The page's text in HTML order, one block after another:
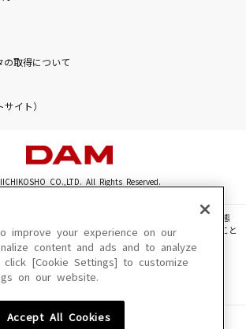
の取得について
イト）
CO.,LTD. All Rights Reserved.
る一切の文章・画像・写真・動画・音声等を、手段や形態
る範囲を超えて無断で複製、転載、ファイル化などすること
種によりご利用いただけない場合があります。
日、配信内容が変更になる場合があります。
improve your experience on our
content and ads and to analyze
[Cookie Settings] to customize
on our website.
Accept All Cookies